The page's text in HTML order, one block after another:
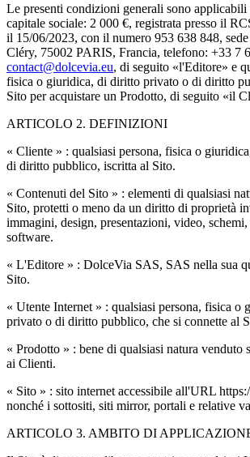
Le presenti condizioni generali sono
capitale sociale: 2 000 €, registrata presso il
il 15/06/2023, con il numero 953 638 848,
Cléry, 75002 PARIS, Francia, telefono: +33 7
contact@dolcevia.eu, di seguito «l'Editore» e
fisica o giuridica, di diritto privato o di diritto
Sito per acquistare un Prodotto, di seguito «il
ARTICOLO 2. DEFINIZIONI
« Cliente » : qualsiasi persona, fisica o
di diritto pubblico, iscritta al Sito.
« Contenuti del Sito » : elementi di qualsiasi
Sito, protetti o meno da un diritto di proprietà
immagini, design, presentazioni, video, schemi,
software.
« L'Editore » : DolceVia SAS, SAS nella sua
Sito.
« Utente Internet » : qualsiasi persona, fisica o
privato o di diritto pubblico, che si connette al
« Prodotto » : bene di qualsiasi natura venduto
ai Clienti.
« Sito » : sito internet accessibile all'URL
nonché i sottositi, siti mirror, portali e relative
ARTICOLO 3. AMBITO DI